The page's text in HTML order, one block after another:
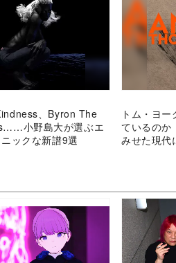
、Byron The
小野島大が選ぶエ
ックな新譜9選
トム・ヨ
ているの
みせた現代